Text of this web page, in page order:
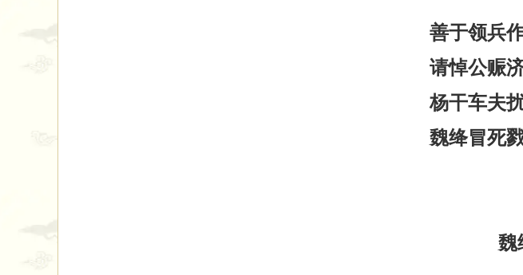
善于领兵
请悼公赈
杨干车夫
魏绛冒死
魏